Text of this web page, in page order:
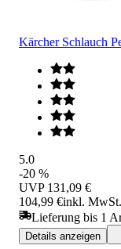
Kärcher Schlauch
5.0
-20 %
UVP 131,09 €
104,99 €inkl. MwSt.
Lieferung bis 1
Details anzeigen